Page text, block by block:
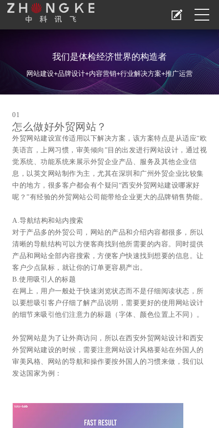
我们是体检经济世界的构造者
网站建设+品牌设计+内容营销+行业解决方案+推广运营
01
怎么做好外贸网站？
外贸网站建设宣传适用以下解决方案，该方案特点是从适应“欧
美语言，上网习惯，审美倾向”目的出发进行网站设计，通过视
觉系统、功能系统来展示外贸企业产品、服务及其他企业信
息，以英文网站制作为主，尤其在深圳和广州外贸企业比较集
中的地方，很多客户都会有个疑问“西安外贸网站建设哪家好
呢？”有经验的外贸网站公司能带给企业更大的品牌销售势能。
A.导航结构和站内搜索
对于产品多的外贸公司，网站的产品和介绍内容都很多，所以
清晰的导航结构可以方便客商找到他所需要的内容。同时提供
产品和网站全部内容搜索，方便客户快速找到想要的信息。让
客户少点鼠标，就让你的订单更容易产出。
B.使用吸引人的标题
在网上，用户一般处于快速浏览状态而不是仔细阅读状态，所
以要想吸引客户仔细了解产品说明，需要更好的使用网站设计
的细节来吸引他们注意力的标题（字体、颜色位置上不同）。
外贸网站是为了让外商访问，所以在西安外贸网站设计和西安
外贸网站建设的时候，需要注意网站设计风格要站在外国人的
审美风格、网站的导航和操作要按外国人的习惯来做，我们以
发达国家为例：